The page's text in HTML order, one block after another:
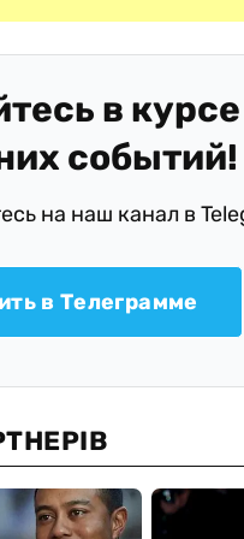
в курсе
событий!
на наш канал в
в Телеграмме